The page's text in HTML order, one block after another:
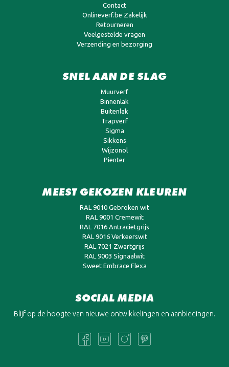
Contact
Onlineverf.be Zakelijk
Retourneren
Veelgestelde vragen
Verzending en bezorging
SNEL AAN DE SLAG
Muurverf
Binnenlak
Buitenlak
Trapverf
Sigma
Sikkens
Wijzonol
Pienter
MEEST GEKOZEN KLEUREN
RAL 9010 Gebroken wit
RAL 9001 Cremewit
RAL 7016 Antracietgrijs
RAL 9016 Verkeerswit
RAL 7021 Zwartgrijs
RAL 9003 Signaalwit
Sweet Embrace Flexa
SOCIAL MEDIA
Blijf op de hoogte van nieuwe ontwikkelingen en aanbiedingen.